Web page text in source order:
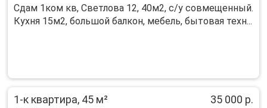
Сдам 1ком кв, Светлова 12, 40м2, с/у совмещенный.
Кухня 15м2, большой балкон, мебель, бытовая техн...
1-к квартира, 45 м² 35 000 р.